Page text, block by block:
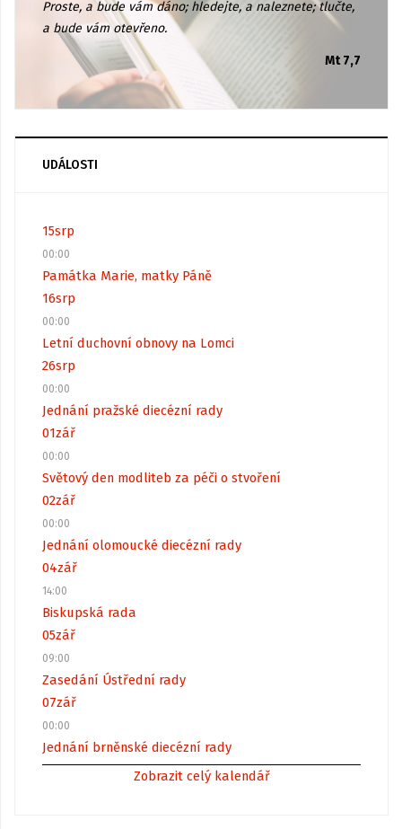
Proste, a bude vám dáno; hledejte, a naleznete; tlučte,
a bude vám otevřeno.
Mt 7,7
UDÁLOSTI
15srp
00:00
Památka Marie, matky Páně
16srp
00:00
Letní duchovní obnovy na Lomci
26srp
00:00
Jednání pražské diecézní rady
01zář
00:00
Světový den modliteb za péči o stvoření
02zář
00:00
Jednání olomoucké diecézní rady
04zář
14:00
Biskupská rada
05zář
09:00
Zasedání Ústřední rady
07zář
00:00
Jednání brněnské diecézní rady
Zobrazit celý kalendář